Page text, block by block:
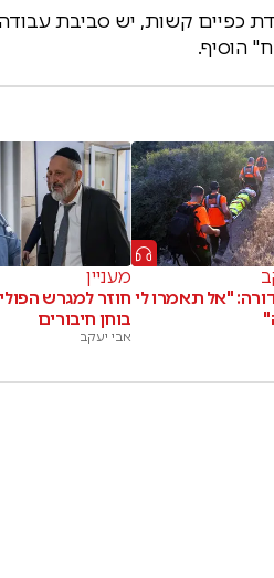
כפיים קשות, יש סביבת
"אל תאמרו לי
מעניין
חוזר למגרש
בוחן חיבורים
אבי יעקב